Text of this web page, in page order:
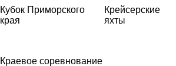
Кубок Приморского
края
Крейсерские
яхты
Краевое соревнование